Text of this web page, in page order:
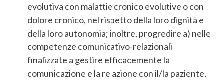
evolutiva con malattie cronico evolutive o con
dolore cronico, nel rispetto della loro dignità e
della loro autonomia; inoltre, progredire a) nelle
competenze comunicativo-relazionali
finalizzate a gestire efficacemente la
comunicazione e la relazione con il/la paziente,